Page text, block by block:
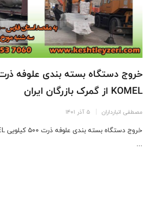
KOMEL از گمرک بازرگان ایران
مصطفی انبارداران 5 آذر 1401
...